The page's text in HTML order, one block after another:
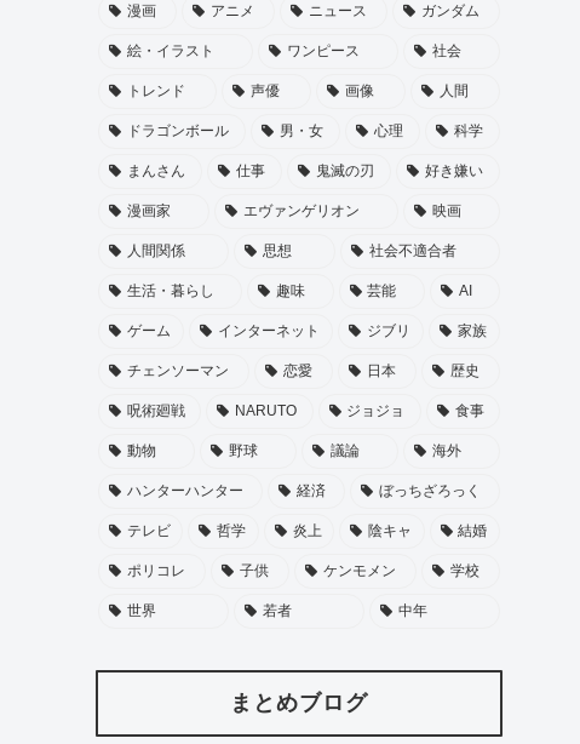
漫画 アニメ ニュース ガンダム
絵・イラスト ワンピース 社会
トレンド 声優 画像 人間
ドラゴンボール 男・女 心理 科学
まんさん 仕事 鬼滅の刃 好き嫌い
漫画家 エヴァンゲリオン 映画
人間関係 思想 社会不適合者
生活・暮らし 趣味 芸能 AI
ゲーム インターネット ジブリ 家族
チェンソーマン 恋愛 日本 歴史
呪術廻戦 NARUTO ジョジョ 食事
動物 野球 議論 海外
ハンターハンター 経済 ぼっちざろっく
テレビ 哲学 炎上 陰キャ 結婚
ポリコレ 子供 ケンモメン 学校
世界 若者 中年
まとめブログ